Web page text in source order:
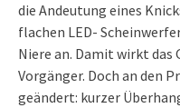
die Andeutung eines
flachen LED-
Niere an. Damit wirkt
Vorgänger. Doch an den
geändert: kurzer